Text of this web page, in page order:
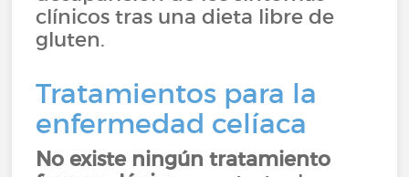
clínicos tras una dieta libre de
gluten.
Tratamientos para la
enfermedad celíaca
No existe ningún tratamiento